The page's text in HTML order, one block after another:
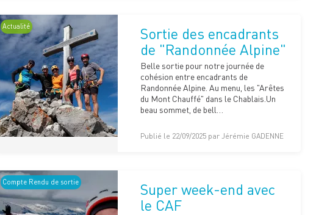
Actualité
Sortie des encadrants
de "Randonnée Alpine"
Belle sortie pour notre journée de
cohésion entre encadrants de
Randonnée Alpine. Au menu, les "Arêtes
du Mont Chauffé" dans le Chablais.Un
beau sommet, de bell…
Publié le 22/09/2025 par Jérémie GADENNE
Compte Rendu de sortie
Super week-end avec
le CAF